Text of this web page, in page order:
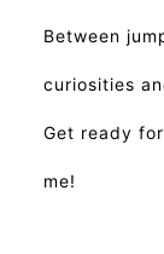
Between
curiosities
Get ready
me!